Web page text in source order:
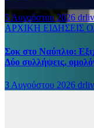
5 Αυγούστου 2026
ΑΡΧΙΚΗ ΕΙΔΗΣΕΙΣ
Σοκ στο Ναύπλιο:
Δύο συλλήψεις,
3 Αυγούστου 2026